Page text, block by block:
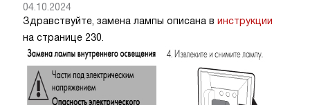
04.10.2024
Здравствуйте, замена лампы описана в инструкции
на странице 230.